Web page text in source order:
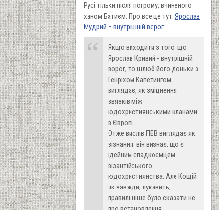
Русі тільки після погрому, вчиненого
ханом Батиєм. Про все це тут: Ярослав
Мудрий – внутрішній ворог
Якщо виходити з того, що
Ярослав Кривий - внутрішній
ворог, то шлюб його доньки з
Генріхом Капетингом
виглядає, як зміцнення
звязків між
юдохристиянськими кланами
в Європі.
Отже вислів ПВВ виглядає як
зізнання: він визнає, що є
ідейним спадкоємцем
візантійського
юдохристиянства. Але Кощій,
як завжди, лукавить,
правильніше було сказати не